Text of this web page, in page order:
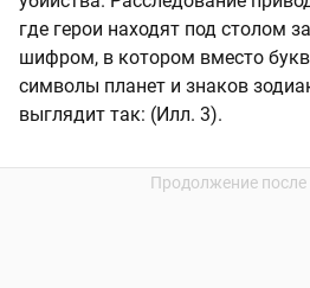
где герои находят под столом
шифром, в котором вместо
символы планет и знаков
выглядит так: (Илл. 3).